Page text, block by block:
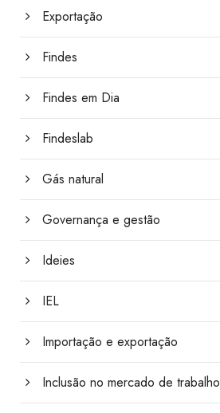
Exportação
Findes
Findes em Dia
Findeslab
Gás natural
Governança e gestão
Ideies
IEL
Importação e exportação
Inclusão no mercado de trabalho